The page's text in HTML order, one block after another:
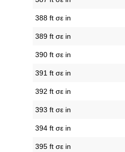
388 ft σε in
389 ft σε in
390 ft σε in
391 ft σε in
392 ft σε in
393 ft σε in
394 ft σε in
395 ft σε in